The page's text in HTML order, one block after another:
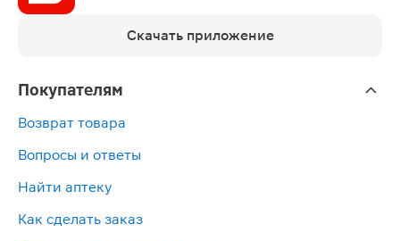
Скачать приложение
Покупателям
Возврат товара
Вопросы и ответы
Найти аптеку
Как сделать заказ